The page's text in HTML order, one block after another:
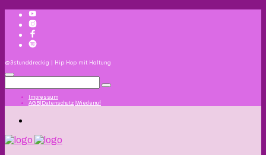
@3stunddreckig | Hip Hop mit Haltung
Impressum
AGB|Datenschutz|Wiederruf